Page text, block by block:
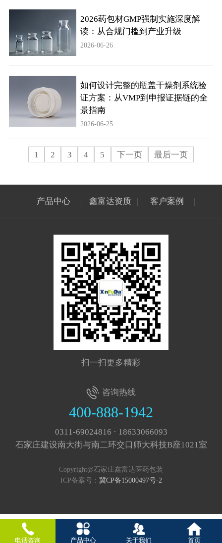
2026药包材GMP强制实施深度解
读：从合规门槛到产业升级
2026-06-26
如何设计完整的瓶盖干燥剂系统验
证方案：从VMP到申报证据链的全
景指南
2026-06-25
1 2 3 4 5 下一页 最后一页
产品中心 | 鑫富达资质 | 客户案例 |
扫一扫更多精彩
咨询热线
400-888-1942
0311-69024816 · 18633066093
石家庄建设南大街与南二环交口师大科技B座1021室
Copyright@石家庄鑫富达医药包装
ICP备案号： 冀CP备15000497号-2
电话咨询 产品中心 关于我们 首页